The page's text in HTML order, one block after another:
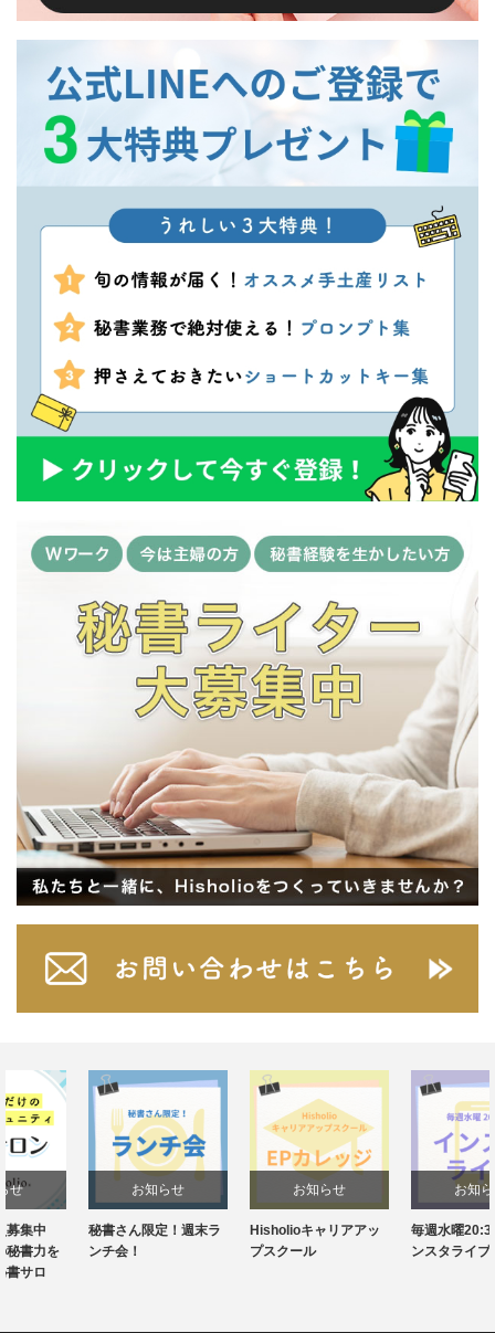
秘書さん限定！週末ラ
ンチ会！
Hisholioキャリアアッ
毎週水曜20:30～！イ
ンスタライブ